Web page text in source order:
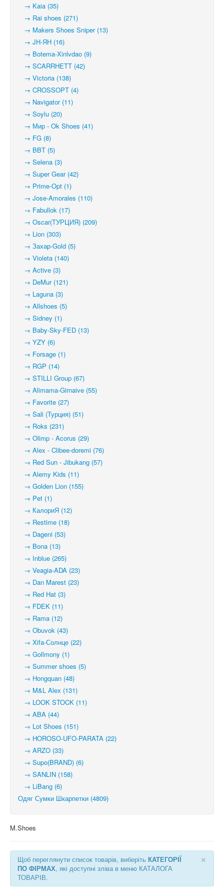
→ Kaia (35)
→ Rai shoes (271)
→ Makers Shoes Sniper (13)
→ JH-ЯН (16)
→ Botema-Xinlvdao (9)
→ SCARRHETT (42)
→ Victoria (138)
→ CROSSOPT (4)
→ Navigator (11)
→ Soylu (20)
→ Мир - Ok Shoes (41)
→ FG (8)
→ BBT (5)
→ Selena (3)
→ Super Gear (42)
→ Prime-Opt (1)
→ Jose-Amorales (110)
→ Fabullok (17)
→ Oscar(ТУРЦИЯ) (209)
→ Lion (303)
→ Захар-Gold (5)
→ Violeta (140)
→ Active (3)
→ DeMur (121)
→ Laguna (3)
→ Allshoes (5)
→ Sidney (1)
→ Baby-Sky-FED (13)
→ YZY (6)
→ Forsage (1)
→ RGP (14)
→ STILLI Group (67)
→ Alimama-Girnaive (55)
→ Favorite (27)
→ Sali (Турция) (51)
→ Roks (231)
→ Olimp - Acorus (29)
→ Alex - Clibee-doremi (76)
→ Red Sun - Jibukang (57)
→ Alemy Kids (11)
→ Golden Lion (155)
→ Pet (1)
→ КалориЯ (12)
→ Restime (18)
→ Dageni (53)
→ Bona (13)
→ Inblue (265)
→ Veagia-ADA (23)
→ Dan Marest (23)
→ Red Hat (3)
→ FDEK (11)
→ Rama (12)
→ Obuvok (43)
→ Xifa-Солнце (22)
→ Gollmony (1)
→ Summer shoes (5)
→ Hongquan (48)
→ M&L Alex (131)
→ LOOK STOCK (11)
→ ABA (44)
→ Lot Shoes (151)
→ HOROSO-UFO-PARATA (22)
→ ARZO (33)
→ Supo(BRAND) (6)
→ SANLIN (158)
→ LiBang (6)
Одяг Сумки Шкарпетки (4809)
M.Shoes
×
Щоб переглянути список товарів, виберіть КАТЕГОРІЇ
ПО ФІРМАХ, які доступні зліва в меню КАТАЛОГА
ТОВАРІВ.